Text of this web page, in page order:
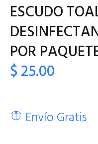
ESCUDO
POR
$ 25.00
Envío Gratis